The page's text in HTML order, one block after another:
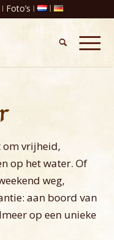
Foto’s
om vrijheid,
op het water. Of
weg,
aan boord van
op een unieke